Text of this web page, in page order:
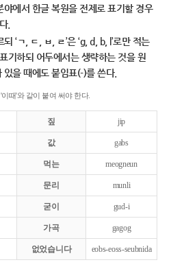
에서 한글 복원을 전제로 표기할 경우
.
‘ㄱ, ㄷ, ㅂ, ㄹ’은 ‘g, d, b, l’로만 적는
기하되 어두에서는 생략하는 것을 원
을 때에도 붙임표(-)를 쓴다.
때'와 같이 붙여 써야 한다.
짚 jip
값 gabs
먹는 meogneun
문리 munli
굳이 gud-i
가곡 gagog
없었습니다 eobs-eoss-seubnida